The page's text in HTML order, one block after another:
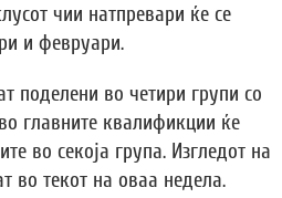
чии натпревари ќе се
и февруари.
поделени во четири групи со
главните квалификции ќе
во секоја група. Изгледот на
во текот на оваа недела.